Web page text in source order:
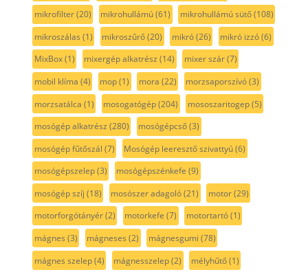
mikrofilter(20) mikrohullámú(61) mikrohullámú sütő(108)
mikroszálas (1) mikroszűrő(20) mikró(26) mikró izzó(6)
MixBox(1) mixergép alkatrész (14) mixer szár(7)
mobil klíma (4) mop(1) mora (22) morzsaporszívó(3)
morzsatálca (1) mosogatógép(204) mososzaritogep(5)
mosógép alkatrész (280) mosógépcső(3)
mosógép fűtőszál (7) Mosógép leeresztő szivattyú(6)
mosógépszelep(3) mosógépszénkefe (9)
mosógép szíj (18) mosószer adagoló(21) motor(29)
motorforgótányér(2) motorkefe (7) motortartó(1)
mágnes (3) mágneses (2) mágnesgumi (78)
mágnes szelep(4) mágnesszelep(2) mélyhűtő(1)